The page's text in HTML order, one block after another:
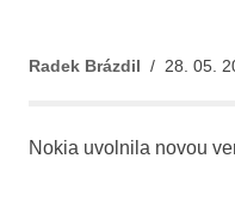
Radek Brázdil / 28. 05.
Nokia uvolnila novou